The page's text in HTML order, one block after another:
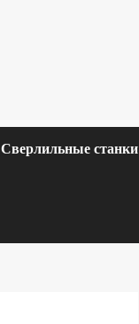
Сверлильные станки